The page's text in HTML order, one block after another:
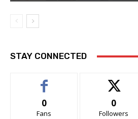
STAY CONNECTED
0
Fans
0
Followers